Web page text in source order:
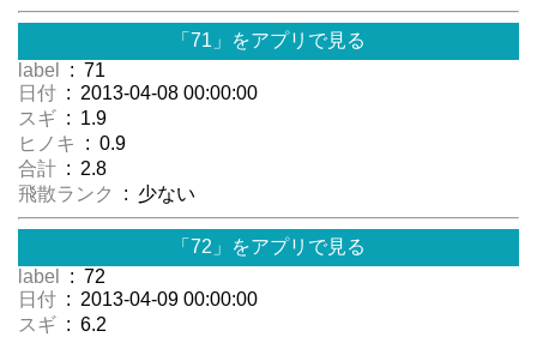
「71」をアプリで見る
label
: 71
日付 : 2013-04-08 00:00:00
スギ : 1.9
ヒノキ
: 0.9
合計 : 2.8
飛散ランク
: 少ない
「72」をアプリで見る
label
: 72
日付 : 2013-04-09 00:00:00
スギ : 6.2